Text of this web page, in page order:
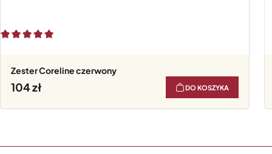
Zester Coreline czerwony
104 DO KOSZYKA